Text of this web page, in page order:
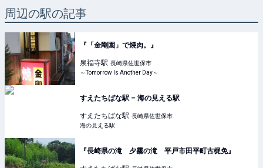
周辺の駅の記事
『「金剛園」で焼肉。』
泉福寺駅 長崎県佐世保市
～Tomorrow Is Another Day～
すえたちばな駅 – 海の見える駅
すえたちばな駅 長崎県佐世保市
海の見える駅
『長崎県の滝 夕霧の滝 平戸市田平町古梶免』